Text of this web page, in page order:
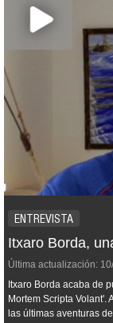
ENTREVISTA
Itxaro Borda,
Última actualización:
Itxaro Borda acaba de
Mortem Scripta Volant'.
las últimas aventuras